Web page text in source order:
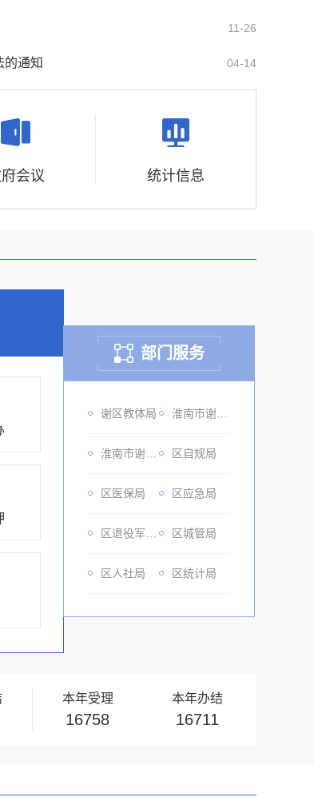
11-26
04-14
的通知
会议 统计信息
部门服务
谢区教体局
区自规局
区医保局 区应急局
区城管局
区人社局 区统计局
区残联 区乡村振兴局
本年受理
16758
本年办结
16711